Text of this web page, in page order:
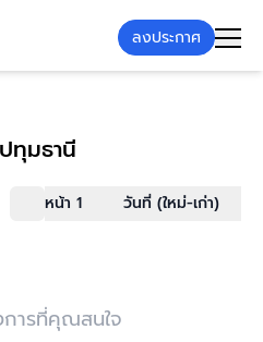
ลงประกาศ
ทุมธานี
หน้า 1 วันที่ (ใหม่-เก่า)
ารที่คุณสนใจ